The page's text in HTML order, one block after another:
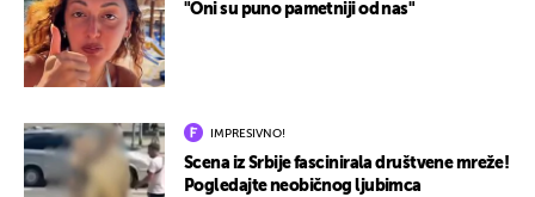
"Oni su puno pametniji od nas"
IMPRESIVNO!
Scena iz Srbije fascinirala društvene mreže!
Pogledajte neobičnog ljubimca